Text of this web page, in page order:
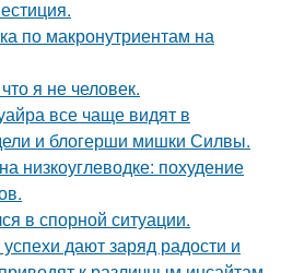
по макронутриентам на
я не человек.
все чаще видят в
и блогерши мишки Силвы.
низкоуглеводке: похудение
в спорной ситуации.
дают заряд радости и